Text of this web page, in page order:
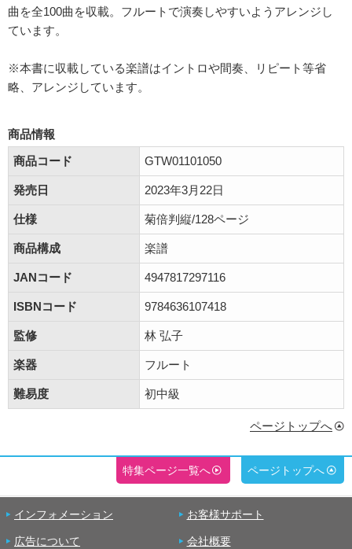
曲を全100曲を収載。フルートで演奏しやすいようアレンジし
ています。
※本書に収載している楽譜はイントロや間奏、リピート等省
略、アレンジしています。
商品情報
商品コード
GTW01101050
発売日 2023年3月22日
仕様 菊倍判縦/128ページ
商品構成 楽譜
JANコード 4947817297116
ISBNコード 9784636107418
監修 林 弘子
楽器 フルート
難易度 初中級
ページトップへ
特集ページ一覧へ ページトップへ
インフォメーション お客様サポート
広告について 会社概要